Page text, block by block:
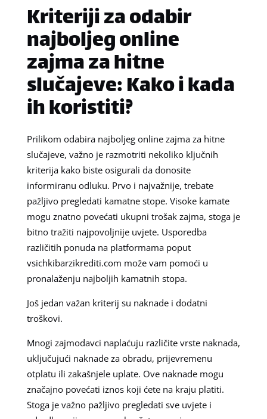
Kriteriji za odabir
najboljeg online
zajma za hitne
slučajeve: Kako i kada
ih koristiti?
Prilikom odabira najboljeg online zajma za hitne
slučajeve, važno je razmotriti nekoliko ključnih
kriterija kako biste osigurali da donosite
informiranu odluku. Prvo i najvažnije, trebate
pažljivo pregledati kamatne stope. Visoke kamate
mogu znatno povećati ukupni trošak zajma, stoga je
bitno tražiti najpovoljnije uvjete. Usporedba
različitih ponuda na platformama poput
vsichkibarzikrediti.com može vam pomoći u
pronalaženju najboljih kamatnih stopa.
Još jedan važan kriterij su naknade i dodatni
troškovi.
Mnogi zajmodavci naplaćuju različite vrste naknada,
uključujući naknade za obradu, prijevremenu
otplatu ili zakašnjele uplate. Ove naknade mogu
značajno povećati iznos koji ćete na kraju platiti.
Stoga je važno pažljivo pregledati sve uvjete i